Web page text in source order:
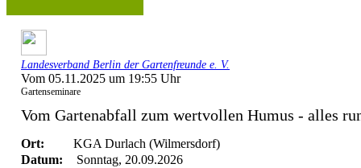
Landesverband Berlin der Gartenfreunde e. V.
Vom 05.11.2025 um 19:55 Uhr
Gartenseminare
Vom Gartenabfall zum wertvollen Humus - alles
Ort:
KGA Durlach (Wilmersdorf)
Datum:
Sonntag, 20.09.2026